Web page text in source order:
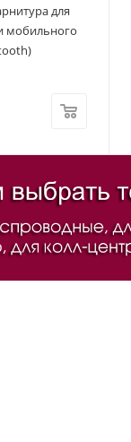
для
мобильного